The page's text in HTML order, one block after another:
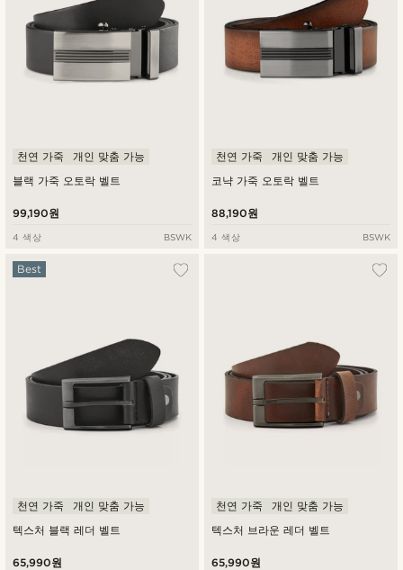
블랙 가죽 오토락 벨트
천연 가죽 개인 맞춤 가능
99,190원
4 색상 BSWK
코냑 가죽 오토락 벨트
천연 가죽 개인 맞춤 가능
88,190원
4 색상 BSWK
텍스처 블랙 레더 벨트
Best
천연 가죽 개인 맞춤 가능
65,990원
텍스처 브라운 레더 벨트
천연 가죽 개인 맞춤 가능
65,990원